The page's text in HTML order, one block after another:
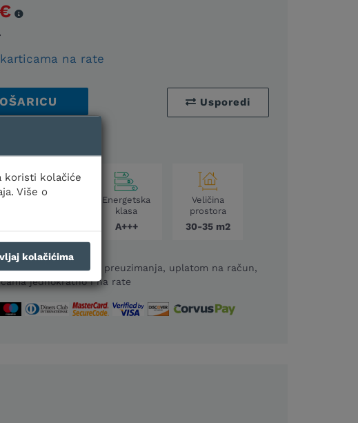
na rate
Usporedi
Energetska
klasa
A+++
Veličina
prostora
30-35 m2
Gotovinom prilikom preuzimanja, uplatom na račun,
jednokratno i na rate
koristi kolačiće
Više o
kolačićima